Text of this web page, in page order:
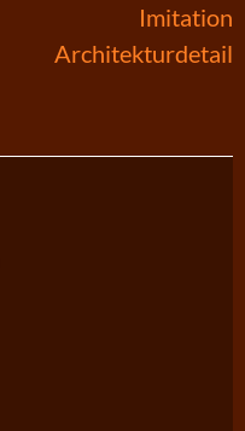
Imitation
Architekturdetail